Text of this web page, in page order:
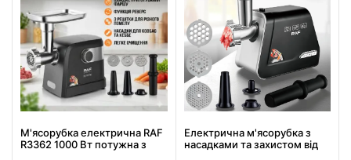
М'ясорубка електрична RAF
R3362 1000 Вт потужна з
Електрична м'ясорубка з
насадками та захистом від